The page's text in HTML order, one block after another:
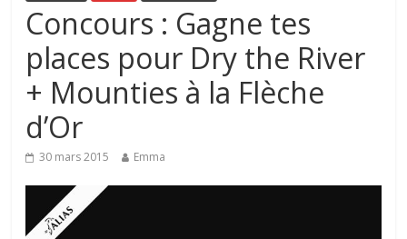
Concours : Gagne tes
places pour Dry the River
+ Mounties à la Flèche
d’Or
30 mars 2015 Emma